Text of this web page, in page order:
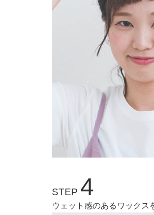
STEP 4
ウェット感のあるワックス